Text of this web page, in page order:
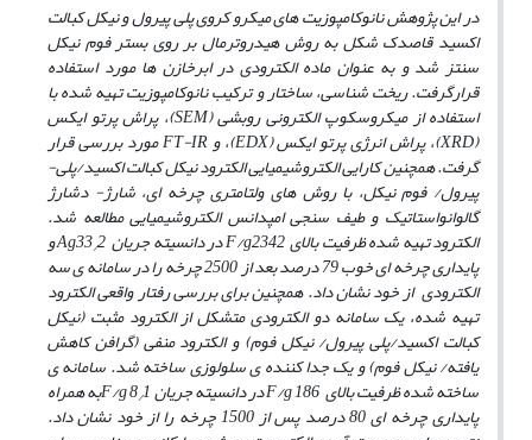
در این پژوهش نانوکامپوزیت های­ میکرو کروی پلی­ پیرول و نیکل کبالت
اکسید قاصدک شکل به روش هیدروترمال بر روی بستر فوم نیکل
سنتز شد و به عنوان ماده الکترودی در ابرخازن­ ها مورد استفاده
قرارگرفت. ریخت شناسی، ساختار و ترکیب نانوکامپوزیت تهیه شده با
استفاده از میکروسکوپ الکترونی روبشی (SEM)، پراش پرتو ایکس
(XRD)، پراش انرژی پرتو ایکس (EDX)، و FT-IR مورد بررسی قرار
گرفت. همچنین کارایی الکتروشیمیایی الکترود نیکل کبالت اکسید/پلی­
پیرول/ فوم نیکل، با روش­ های ولتامتری چرخه­ ای، شارژ- دشارژ
گالوانواستاتیک و طیف سنجی امپدانس الکتروشیمیایی مطالعه شد.
الکترود تهیه شده ظرفیت بالای F/g2342 در دانسیته جریان Ag33 / 2 و
پایداری چرخه ­ای خوب 79 درصد بعد از 2500 چرخه را در سامانه­ ی سه
الکترودی از خود نشان داد. همچنین برای بررسی رفتار واقعی الکترود
تهیه شده، یک سامانه دو الکترودی متشکل از الکترود مثبت (نیکل
کبالت اکسید/پلی ­پیرول/ نیکل فوم) و الکترود منفی (گرافن کاهش
یافته/ نیکل فوم) و یک جدا کننده­ ی سلولوزی ساخته شد. سامانه­ ی
ساخته شده ظرفیت بالای F/g 186 در دانسیته جریان F/g 8 / 1به همراه
پایداری چرخه ای 80 درصد پس از 1500 چرخه را از خود نشان داد.